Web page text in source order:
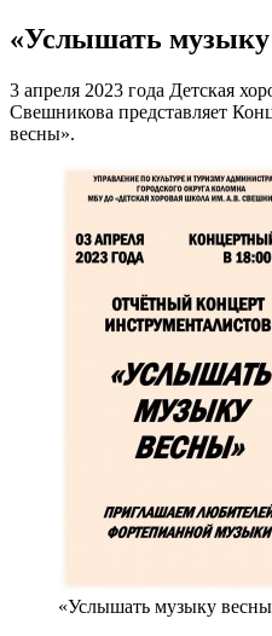
«Услышать
3 апреля 2023 года Детская
Свешникова представляет
весны».
«Услышать музыку